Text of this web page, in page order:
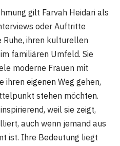
gilt Farvah Heidari als
oder Auftritte
ihren kulturellen
familiären Umfeld. Sie
moderne Frauen mit
ihren eigenen Weg gehen,
stehen möchten.
weil sie zeigt,
auch wenn jemand aus
ist. Ihre Bedeutung liegt